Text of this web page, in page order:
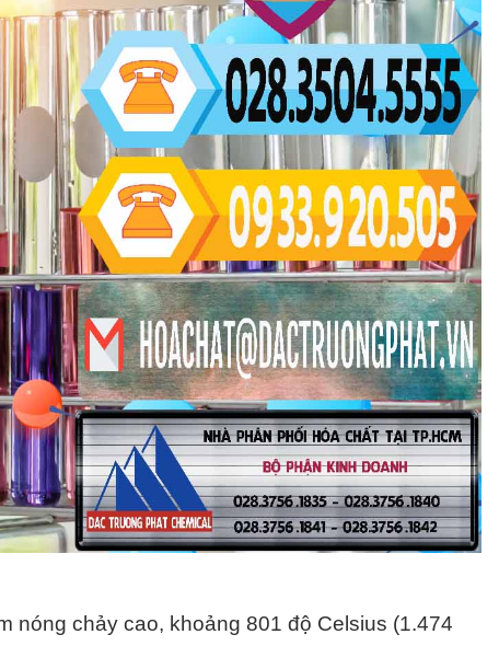
nóng chảy cao, khoảng 801 độ Celsius (1.474